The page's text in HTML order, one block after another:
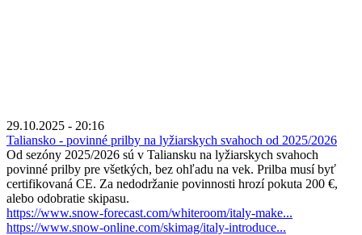
29.10.2025 - 20:16
Taliansko - povinné prilby na lyžiarskych svahoch od 2025/2026
Od sezóny 2025/2026 sú v Taliansku na lyžiarskych svahoch
povinné prilby pre všetkých, bez ohľadu na vek. Prilba musí byť
certifikovaná CE. Za nedodržanie povinnosti hrozí pokuta 200 €,
alebo odobratie skipasu.
https://www.snow-forecast.com/whiteroom/italy-make...
https://www.snow-online.com/skimag/italy-introduce...